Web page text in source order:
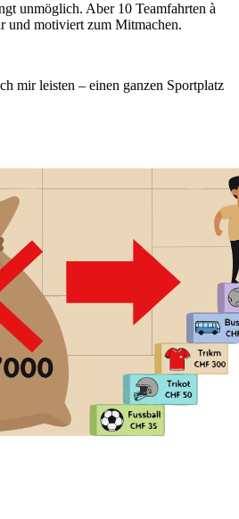
unmöglich. Aber 10 Teamfahrten à
und motiviert zum Mitmachen.
mir leisten – einen ganzen Sportplatz